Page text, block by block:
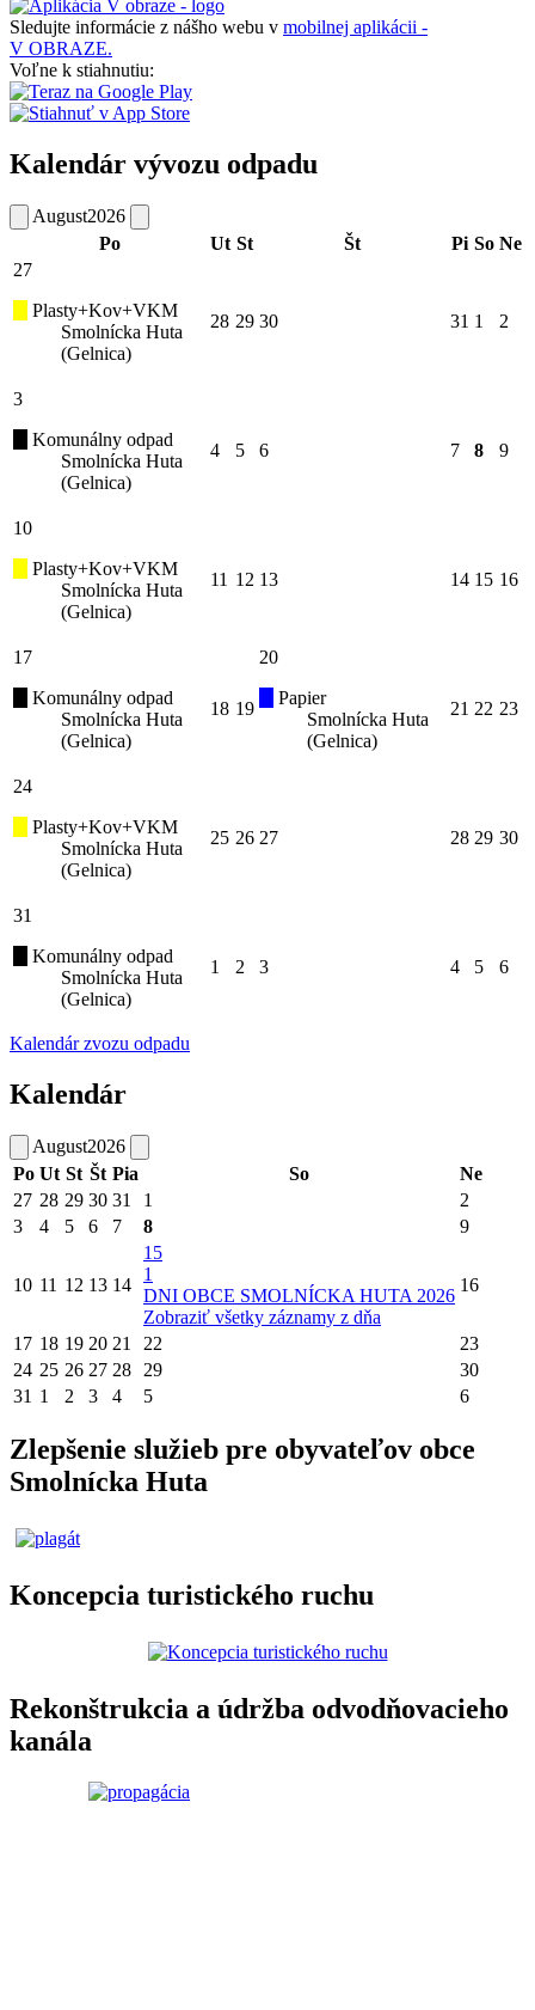
Sledujte informácie z nášho webu v mobilnej aplikácii -
V OBRAZE.
Voľne k stiahnutiu:
Kalendár vývozu odpadu
August2026
Po
Ut St Št Pi So Ne
27
Plasty+Kov+VKM
Smolnícka Huta
(Gelnica)
28 29 30 31 1 2
3
Komunálny odpad
Smolnícka Huta
(Gelnica)
4 5 6 7 8 9
10
Plasty+Kov+VKM
Smolnícka Huta
(Gelnica)
11 12 13 14 15 16
17
Komunálny odpad
Smolnícka Huta
(Gelnica)
18 19
20
Papier
Smolnícka Huta
(Gelnica)
21 22 23
24
Plasty+Kov+VKM
Smolnícka Huta
(Gelnica)
25 26 27 28 29 30
31
Komunálny odpad
Smolnícka Huta
(Gelnica)
1 2 3 4 5 6
Kalendár zvozu odpadu
Kalendár
August2026
Po Ut St Št Pia So
Ne
27 28 29 30 31 1
2
3
4 5 6 7 8 9
10 11 12 13 14
15
1
DNI OBCE SMOLNÍCKA HUTA 2026
Zobraziť všetky záznamy z dňa
16
17 18 19 20 21 22
23
24 25 26 27 28 29
30
31 1 2 3 4 5 6
Zlepšenie služieb pre obyvateľov obce
Smolnícka Huta
Koncepcia turistického ruchu
Rekonštrukcia a údržba odvodňovacieho
kanála